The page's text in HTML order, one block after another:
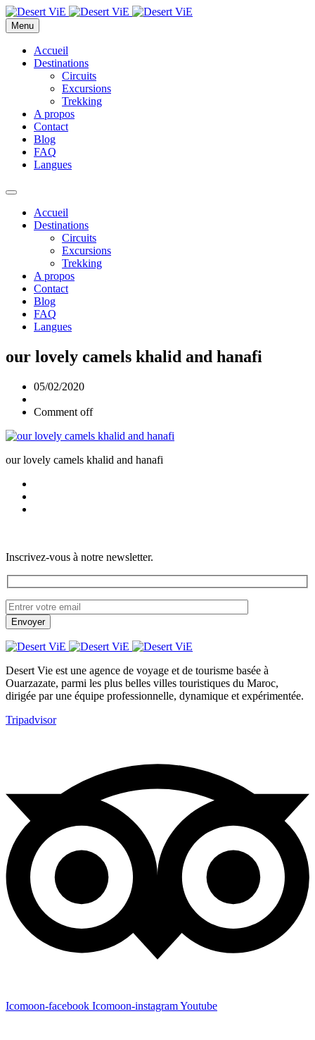
Menu
Accueil
Destinations
Circuits
Excursions
Trekking
A propos
Contact
Blog
FAQ
Langues
Accueil
Destinations
Circuits
Excursions
Trekking
A propos
Contact
Blog
FAQ
Langues
our lovely camels khalid and hanafi
05/02/2020
Comment off
our lovely camels khalid and hanafi
Inscrivez-vous à notre newsletter.
Desert Vie est une agence de voyage et de tourisme basée à
Ouarzazate, parmi les plus belles villes touristiques du Maroc,
dirigée par une équipe professionnelle, dynamique et expérimentée.
Tripadvisor
Icomoon-facebook Icomoon-instagramYoutube